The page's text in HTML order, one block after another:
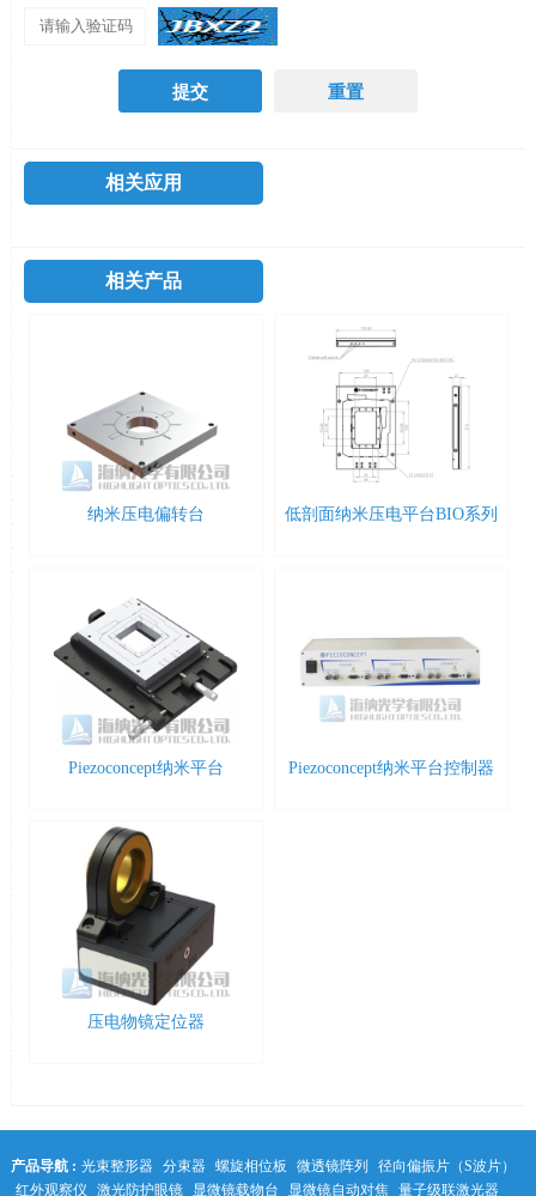
相关应用
相关产品
纳米压电偏转台 低剖面纳米压电平台BIO系列
Piezoconcept纳米平台 Piezoconcept纳米平台控制器
压电物镜定位器
产品导航 : 光束整形器 分束器 螺旋相位板 微透镜阵列
径向偏振片（S波片）
红外观察仪
激光防护眼镜 显微镜载物台 显微镜自动对焦 量子级联激光器